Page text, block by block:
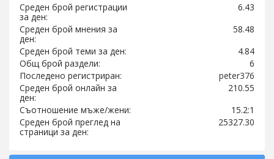
Среден брой регистрации
за ден:
6.43
Среден брой мнения за
ден:
58.48
Среден брой теми за ден:
4.84
Общ брой раздели:
6
Последено регистриран:
peter376
Среден брой онлайн за
ден:
210.55
Съотношение мъже/жени:
15.2:1
Среден брой преглед на
страници за ден:
25327.30